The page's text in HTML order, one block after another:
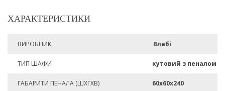
ХАРАКТЕРИСТИКИ
ВИРОБНИК Влабі
ТИП ШАФИ кутовий з пеналом
ГАБАРИТИ ПЕНАЛА (ШХГХВ) 60х60х240